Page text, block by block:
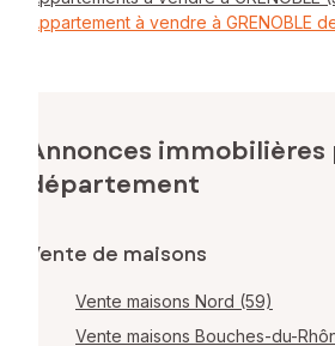
Appartement à vendre à GRENOBLE
Annonces immobilières
département
Vente de maisons
Vente maisons Nord (59)
Vente maisons Bouches-du-